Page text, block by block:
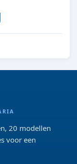
20 modellen
voor een